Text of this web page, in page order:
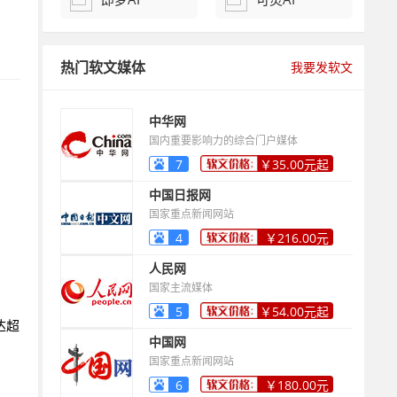
超
热门软文媒体 我要发软文
中华网
国内重要影响力的综合门户媒体
7
￥35.00元起
中国日报网
国家重点新闻网站
4
￥216.00元
人民网
国家主流媒体
5
￥54.00元起
中国网
国家重点新闻网站
6 ￥180.00元